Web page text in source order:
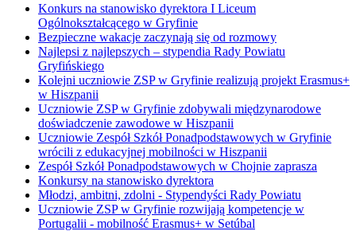
Konkurs na stanowisko dyrektora I Liceum
Ogólnokształcącego w Gryfinie
Bezpieczne wakacje zaczynają się od rozmowy
Najlepsi z najlepszych – stypendia Rady Powiatu
Gryfińskiego
Kolejni uczniowie ZSP w Gryfinie realizują projekt Erasmus+
w Hiszpanii
Uczniowie ZSP w Gryfinie zdobywali międzynarodowe
doświadczenie zawodowe w Hiszpanii
Uczniowie Zespół Szkół Ponadpodstawowych w Gryfinie
wrócili z edukacyjnej mobilności w Hiszpanii
Zespół Szkół Ponadpodstawowych w Chojnie zaprasza
Konkursy na stanowisko dyrektora
Młodzi, ambitni, zdolni - Stypendyści Rady Powiatu
Uczniowie ZSP w Gryfinie rozwijają kompetencje w
Portugalii - mobilność Erasmus+ w Setúbal